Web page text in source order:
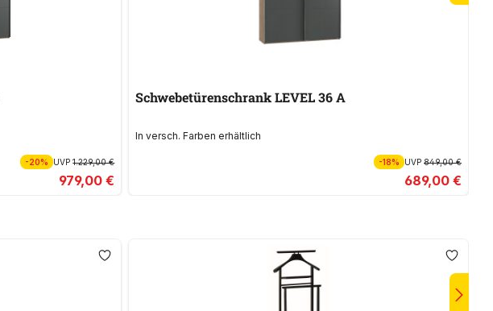
-20% UVP1.229,00 €
979,00 €
Schwebetürenschrank LEVEL 36 A
In versch. Farben erhältlich
-18% UVP 849,00 €
689,00 €